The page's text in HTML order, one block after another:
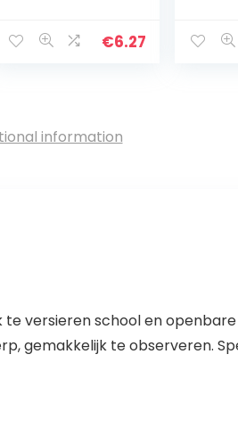
Schilderen
€6.27
information
versieren school en
gemakkelijk te observeren.